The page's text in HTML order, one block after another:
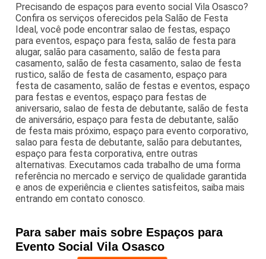
Precisando de espaços para evento social Vila Osasco?
Confira os serviços oferecidos pela Salão de Festa
Ideal, você pode encontrar salao de festas, espaço
para eventos, espaço para festa, salão de festa para
alugar, salão para casamento, salão de festa para
casamento, salão de festa casamento, salao de festa
rustico, salão de festa de casamento, espaço para
festa de casamento, salão de festas e eventos, espaço
para festas e eventos, espaço para festas de
aniversario, salao de festa de debutante, salão de festa
de aniversário, espaço para festa de debutante, salão
de festa mais próximo, espaço para evento corporativo,
salao para festa de debutante, salão para debutantes,
espaço para festa corporativa, entre outras
alternativas. Executamos cada trabalho de uma forma
referência no mercado e serviço de qualidade garantida
e anos de experiência e clientes satisfeitos, saiba mais
entrando em contato conosco.
Para saber mais sobre Espaços para
Evento Social Vila Osasco